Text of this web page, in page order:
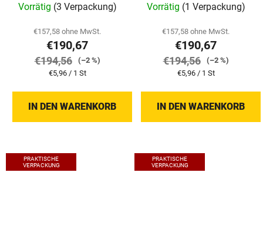
Vorrätig (3 Verpackung)
€157,58 ohne MwSt.
€190,67
€194,56
(–2 %)
Verkaufspreis:
€5,96 / 1 St
IN DEN WARENKORB
Vorrätig (1 Verpackung)
€157,58 ohne MwSt.
€190,67
€194,56
(–2 %)
Verkaufspreis:
€5,96 / 1 St
IN DEN WARENKORB
PRAKTISCHE
VERPACKUNG
PRAKTISCHE
VERPACKUNG